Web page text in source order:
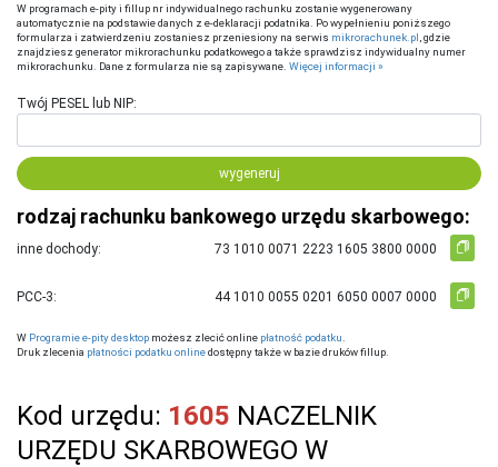
W programach e-pity i fillup nr indywidualnego rachunku zostanie wygenerowany
automatycznie na podstawie danych z e-deklaracji podatnika. Po wypełnieniu poniższego
formularza i zatwierdzeniu zostaniesz przeniesiony na serwis mikrorachunek.pl , gdzie
znajdziesz generator mikrorachunku podatkowego a także sprawdzisz indywidualny numer
mikrorachunku. Dane z formularza nie są zapisywane. Więcej informacji »
Twój PESEL lub NIP:
wygeneruj
rodzaj rachunku bankowego urzędu skarbowego:
inne dochody:
PCC-3:
W Programie e-pity desktop możesz zlecić online płatność podatku
Druk zlecenia płatności podatku onlinedostępny także w bazie druków fillup.
Kod urzędu: 1605 NACZELNIK
URZĘDU SKARBOWEGO W